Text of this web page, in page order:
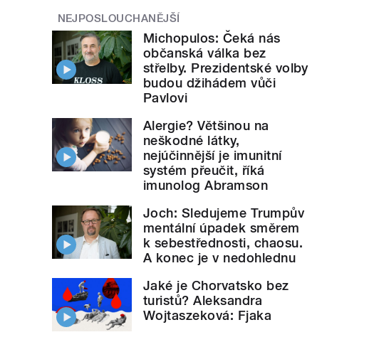
NEJPOSLOUCHANĚJŠÍ
Michopulos: Čeká nás
občanská válka bez
střelby. Prezidentské volby
budou džihádem vůči
Pavlovi
Alergie? Většinou na
neškodné látky,
nejúčinnější je imunitní
systém přeučit, říká
imunolog Abramson
Joch: Sledujeme Trumpův
mentální úpadek směrem
k sebestřednosti, chaosu.
A konec je v nedohlednu
Jaké je Chorvatsko bez
turistů? Aleksandra
Wojtaszeková: Fjaka